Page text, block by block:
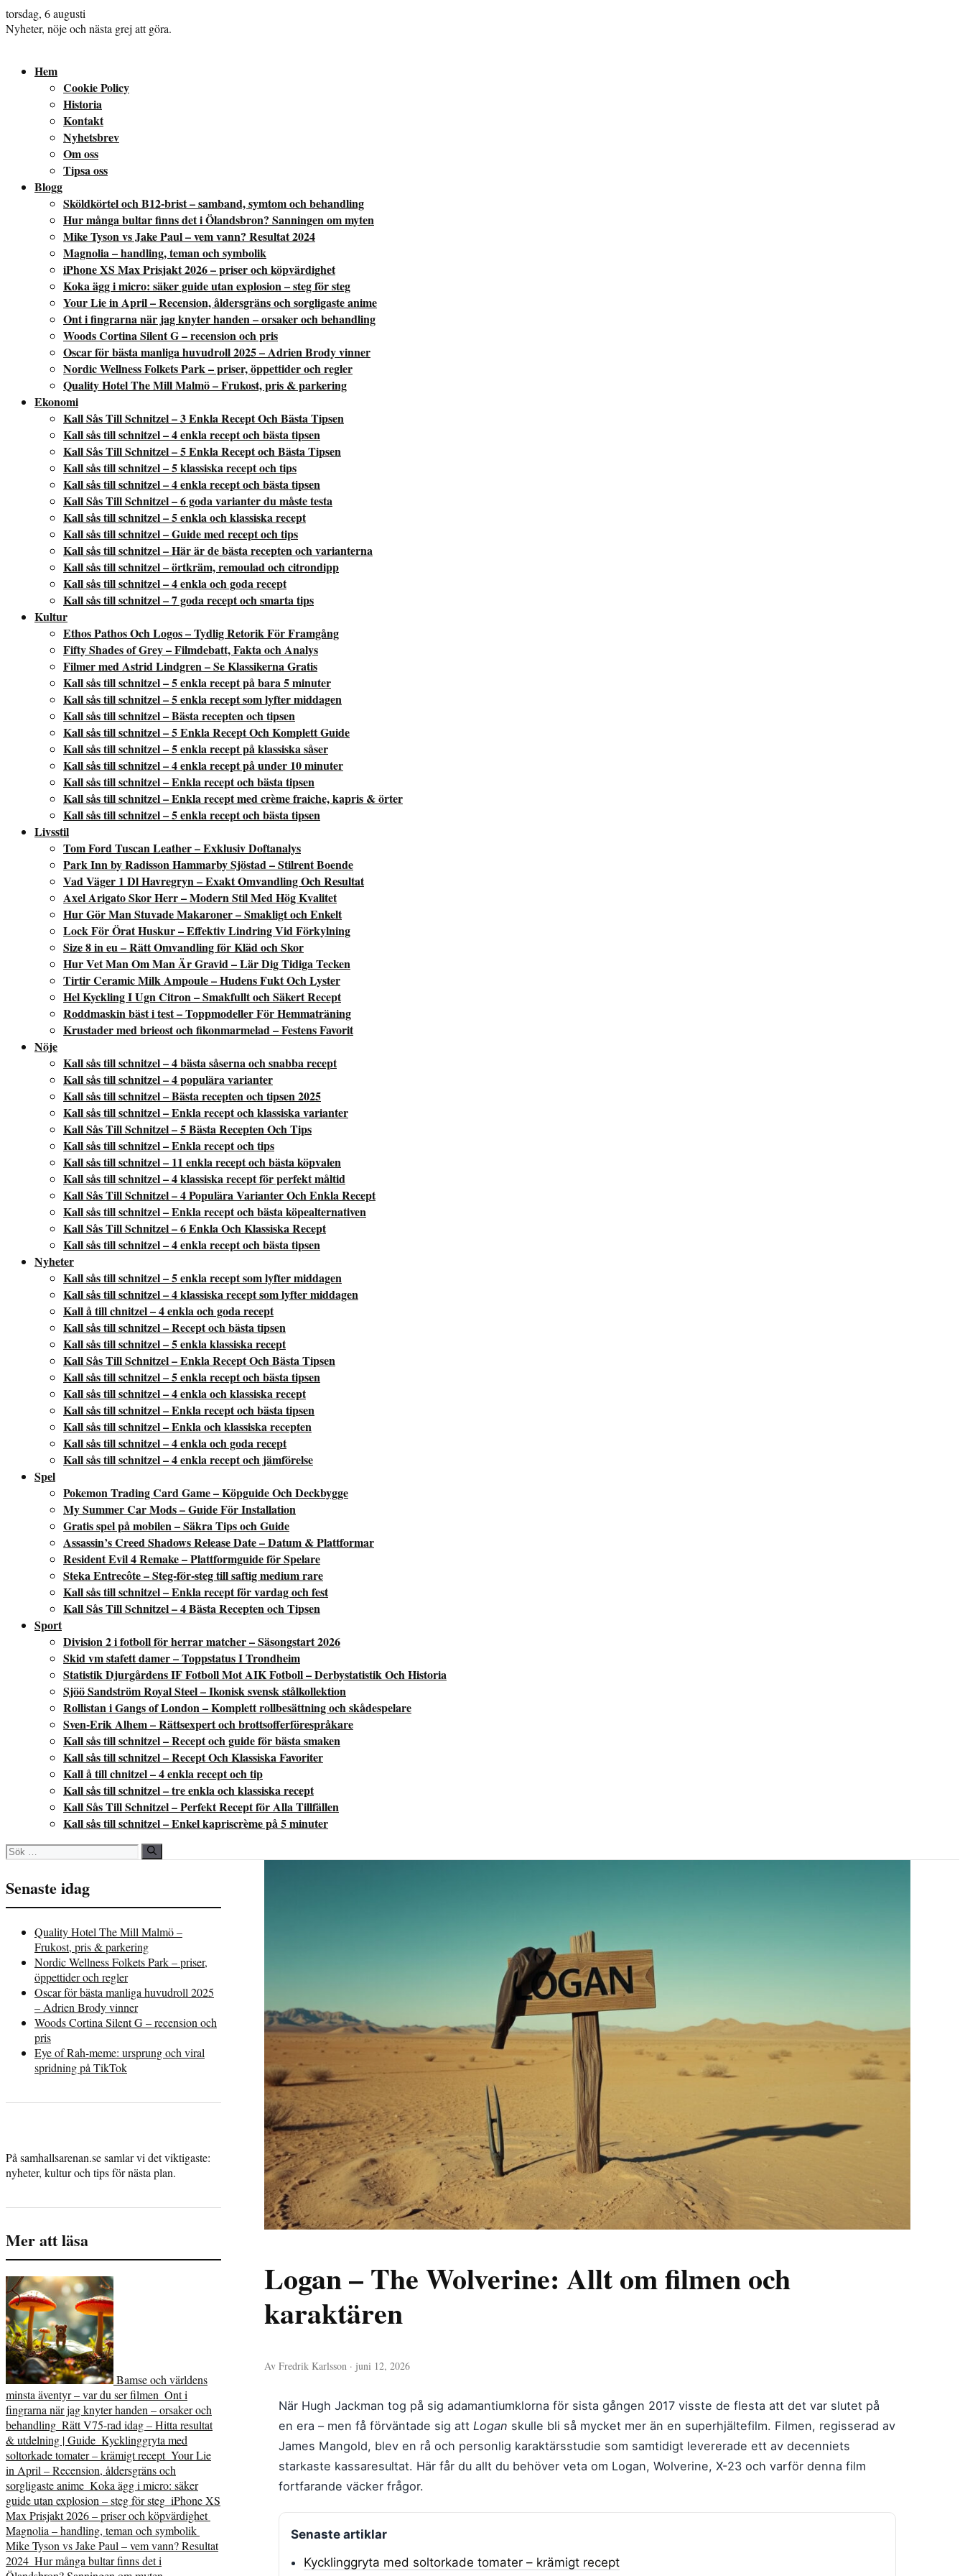
torsdag, 6 augusti
Nyheter, nöje och nästa grej att göra.
Hem
Cookie Policy
Historia
Kontakt
Nyhetsbrev
Om oss
Tipsa oss
Blogg
Sköldkörtel och B12-brist – samband, symtom och behandling
Hur många bultar finns det i Ölandsbron? Sanningen om myten
Mike Tyson vs Jake Paul – vem vann? Resultat 2024
Magnolia – handling, teman och symbolik
iPhone XS Max Prisjakt 2026 – priser och köpvärdighet
Koka ägg i micro: säker guide utan explosion – steg för steg
Your Lie in April – Recension, åldersgräns och sorgligaste anime
Ont i fingrarna när jag knyter handen – orsaker och behandling
Woods Cortina Silent G – recension och pris
Oscar för bästa manliga huvudroll 2025 – Adrien Brody vinner
Nordic Wellness Folkets Park – priser, öppettider och regler
Quality Hotel The Mill Malmö – Frukost, pris & parkering
Ekonomi
Kall Sås Till Schnitzel – 3 Enkla Recept Och Bästa Tipsen
Kall sås till schnitzel – 4 enkla recept och bästa tipsen
Kall Sås Till Schnitzel – 5 Enkla Recept och Bästa Tipsen
Kall sås till schnitzel – 5 klassiska recept och tips
Kall sås till schnitzel – 4 enkla recept och bästa tipsen
Kall Sås Till Schnitzel – 6 goda varianter du måste testa
Kall sås till schnitzel – 5 enkla och klassiska recept
Kall sås till schnitzel – Guide med recept och tips
Kall sås till schnitzel – Här är de bästa recepten och varianterna
Kall sås till schnitzel – örtkräm, remoulad och citrondipp
Kall sås till schnitzel – 4 enkla och goda recept
Kall sås till schnitzel – 7 goda recept och smarta tips
Kultur
Ethos Pathos Och Logos – Tydlig Retorik För Framgång
Fifty Shades of Grey – Filmdebatt, Fakta och Analys
Filmer med Astrid Lindgren – Se Klassikerna Gratis
Kall sås till schnitzel – 5 enkla recept på bara 5 minuter
Kall sås till schnitzel – 5 enkla recept som lyfter middagen
Kall sås till schnitzel – Bästa recepten och tipsen
Kall sås till schnitzel – 5 Enkla Recept Och Komplett Guide
Kall sås till schnitzel – 5 enkla recept på klassiska såser
Kall sås till schnitzel – 4 enkla recept på under 10 minuter
Kall sås till schnitzel – Enkla recept och bästa tipsen
Kall sås till schnitzel – Enkla recept med crème fraiche, kapris & örter
Kall sås till schnitzel – 5 enkla recept och bästa tipsen
Livsstil
Tom Ford Tuscan Leather – Exklusiv Doftanalys
Park Inn by Radisson Hammarby Sjöstad – Stilrent Boende
Vad Väger 1 Dl Havregryn – Exakt Omvandling Och Resultat
Axel Arigato Skor Herr – Modern Stil Med Hög Kvalitet
Hur Gör Man Stuvade Makaroner – Smakligt och Enkelt
Lock För Örat Huskur – Effektiv Lindring Vid Förkylning
Size 8 in eu – Rätt Omvandling för Kläd och Skor
Hur Vet Man Om Man Är Gravid – Lär Dig Tidiga Tecken
Tirtir Ceramic Milk Ampoule – Hudens Fukt Och Lyster
Hel Kyckling I Ugn Citron – Smakfullt och Säkert Recept
Roddmaskin bäst i test – Toppmodeller För Hemmaträning
Krustader med brieost och fikonmarmelad – Festens Favorit
Nöje
Kall sås till schnitzel – 4 bästa såserna och snabba recept
Kall sås till schnitzel – 4 populära varianter
Kall sås till schnitzel – Bästa recepten och tipsen 2025
Kall sås till schnitzel – Enkla recept och klassiska varianter
Kall Sås Till Schnitzel – 5 Bästa Recepten Och Tips
Kall sås till schnitzel – Enkla recept och tips
Kall sås till schnitzel – 11 enkla recept och bästa köpvalen
Kall sås till schnitzel – 4 klassiska recept för perfekt måltid
Kall Sås Till Schnitzel – 4 Populära Varianter Och Enkla Recept
Kall sås till schnitzel – Enkla recept och bästa köpealternativen
Kall Sås Till Schnitzel – 6 Enkla Och Klassiska Recept
Kall sås till schnitzel – 4 enkla recept och bästa tipsen
Nyheter
Kall sås till schnitzel – 5 enkla recept som lyfter middagen
Kall sås till schnitzel – 4 klassiska recept som lyfter middagen
Kall å till chnitzel – 4 enkla och goda recept
Kall sås till schnitzel – Recept och bästa tipsen
Kall sås till schnitzel – 5 enkla klassiska recept
Kall Sås Till Schnitzel – Enkla Recept Och Bästa Tipsen
Kall sås till schnitzel – 5 enkla recept och bästa tipsen
Kall sås till schnitzel – 4 enkla och klassiska recept
Kall sås till schnitzel – Enkla recept och bästa tipsen
Kall sås till schnitzel – Enkla och klassiska recepten
Kall sås till schnitzel – 4 enkla och goda recept
Kall sås till schnitzel – 4 enkla recept och jämförelse
Spel
Pokemon Trading Card Game – Köpguide Och Deckbygge
My Summer Car Mods – Guide För Installation
Gratis spel på mobilen – Säkra Tips och Guide
Assassin’s Creed Shadows Release Date – Datum & Plattformar
Resident Evil 4 Remake – Plattformguide för Spelare
Steka Entrecôte – Steg-för-steg till saftig medium rare
Kall sås till schnitzel – Enkla recept för vardag och fest
Kall Sås Till Schnitzel – 4 Bästa Recepten och Tipsen
Sport
Division 2 i fotboll för herrar matcher – Säsongstart 2026
Skid vm stafett damer – Toppstatus I Trondheim
Statistik Djurgårdens IF Fotboll Mot AIK Fotboll – Derbystatistik Och Historia
Sjöö Sandström Royal Steel – Ikonisk svensk stålkollektion
Rollistan i Gangs of London – Komplett rollbesättning och skådespelare
Sven-Erik Alhem – Rättsexpert och brottsofferförespråkare
Kall sås till schnitzel – Recept och guide för bästa smaken
Kall sås till schnitzel – Recept Och Klassiska Favoriter
Kall å till chnitzel – 4 enkla recept och tip
Kall sås till schnitzel – tre enkla och klassiska recept
Kall Sås Till Schnitzel – Perfekt Recept för Alla Tillfällen
Kall sås till schnitzel – Enkel kapriscrème på 5 minuter
Sök
efter:
Logan – The Wolverine: Allt om filmen och
karaktären
Av Fredrik Karlsson · juni 12, 2026
När Hugh Jackman tog på sig adamantiumklorna för sista gången 2017 visste de flesta att det var slutet på
en era – men få förväntade sig att Logan skulle bli så mycket mer än en superhjältefilm. Filmen, regisserad av
James Mangold, blev en rå och personlig karaktärsstudie som samtidigt levererade ett av decenniets
starkaste kassaresultat. Här får du allt du behöver veta om Logan, Wolverine, X-23 och varför denna film
fortfarande väcker frågor.
Senaste artiklar
Kycklinggryta med soltorkade tomater – krämigt recept
Senaste idag
Quality Hotel The Mill Malmö –
Frukost, pris & parkering
Nordic Wellness Folkets Park – priser,
öppettider och regler
Oscar för bästa manliga huvudroll 2025
– Adrien Brody vinner
Woods Cortina Silent G – recension och
pris
Eye of Rah-meme: ursprung och viral
spridning på TikTok
På samhallsarenan.se samlar vi det viktigaste:
nyheter, kultur och tips för nästa plan.
Mer att läsa
Bamse och världens
minsta äventyr – var du ser filmen Ont i
fingrarna när jag knyter handen – orsaker och
behandling Rätt V75-rad idag – Hitta resultat
& utdelning | Guide Kycklinggryta med
soltorkade tomater – krämigt recept Your Lie
in April – Recension, åldersgräns och
sorgligaste anime Koka ägg i micro: säker
guide utan explosion – steg för steg iPhone XS
Max Prisjakt 2026 – priser och köpvärdighet
Magnolia – handling, teman och symbolik
Mike Tyson vs Jake Paul – vem vann? Resultat
2024 Hur många bultar finns det i